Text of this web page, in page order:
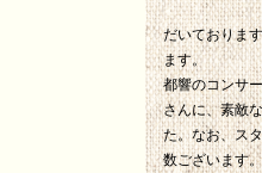
だいておりま
ます。
都響のコンサ
さんに、素敵
た。なお、ス
数ございます